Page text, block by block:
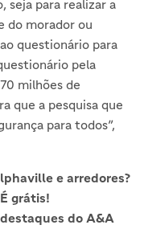
seja para realizar a
do morador ou
questionário para
pela
milhões de
que a pesquisa que
para todos”,
e arredores?
grátis!
do A&A